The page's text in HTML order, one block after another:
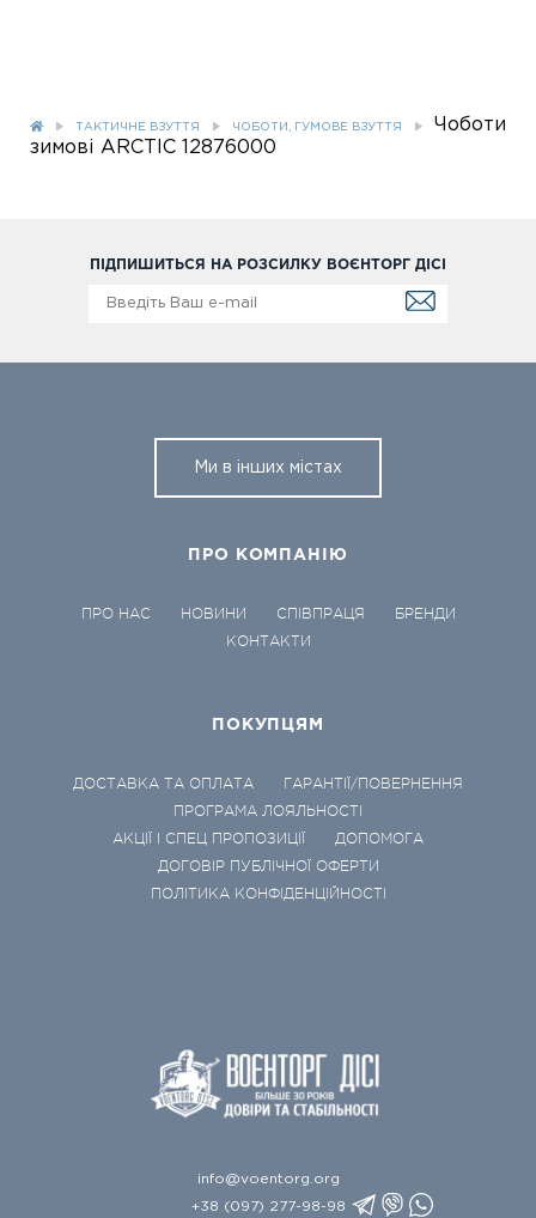
ТАКТИЧНЕ ВЗУТТЯ ЧОБОТИ, ГУМОВЕ ВЗУТТЯ
Чоботи
зимові ARCTIC 12876000
ПІДПИШИТЬСЯ НА РОЗСИЛКУ ВОЄНТОРГ ДІСІ
Ми в інших містах
ПРО КОМПАНІЮ
ПРО НАС НОВИНИ СПІВПРАЦЯ
БРЕНДИ
КОНТАКТИ
ПОКУПЦЯМ
ДОСТАВКА ТА ОПЛАТА
ГАРАНТІЇ/ПОВЕРНЕННЯ
ПРОГРАМА ЛОЯЛЬНОСТІ
АКЦІЇ І СПЕЦ ПРОПОЗИЦІЇ
ДОПОМОГА
ДОГОВІР ПУБЛІЧНОЇ ОФЕРТИ
ПОЛІТИКА КОНФІДЕНЦІЙНОСТІ
info@voentorg.org
+38 (097) 277-98-98